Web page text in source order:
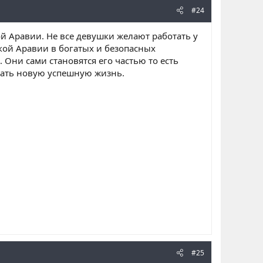
#24
Аравии. Не все девушки желают работать у
Аравии в богатых и безопасных
сами становятся его частью то есть
новую успешную жизнь.
#25